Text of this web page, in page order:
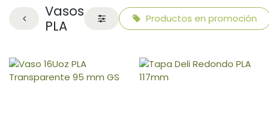
Vasos
PLA
Productos en promoción